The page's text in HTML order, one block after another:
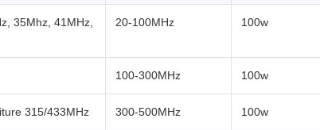
35Mhz, 41MHz,
20-100MHz 100w
100-300MHz 100w
315/433MHz 300-500MHz 100w